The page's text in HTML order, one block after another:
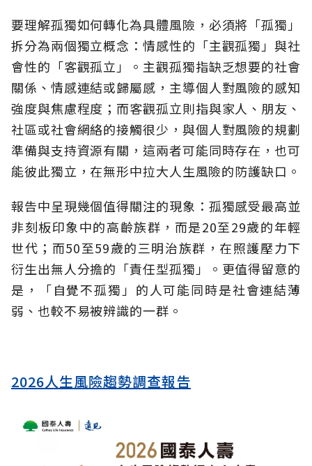
要理解孤獨如何轉化為具體風險，必須將「孤獨」
拆分為兩個獨立概念：情感性的「主觀孤獨」與社
會性的「客觀孤立」。主觀孤獨指缺乏想要的社會
關係、情感連結或歸屬感，主導個人對風險的感知
強度與焦慮程度；而客觀孤立則指與家人、朋友、
社區或社會網絡的接觸很少，與個人對風險的規劃
準備與支持資源有關，這兩者可能同時存在，也可
能彼此獨立，在無形中拉大人生風險的防護缺口。
報告中呈現幾個值得關注的現象：孤獨感受最高並
非刻板印象中的高齡族群，而是20至29歲的年輕
世代；而50至59歲的三明治族群，在照護壓力下
衍生出無人分擔的「責任型孤獨」。更值得留意的
是，「自覺不孤獨」的人可能同時是社會連結薄
弱、也較不易被辨識的一群。
2026人生風險趨勢調查報告